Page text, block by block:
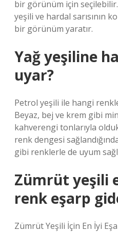
bir görünüm için
yeşili ve hardal sarısının
bir görünüm yaratır.
Yağ yeşiline
uyar?
Petrol yeşili ile hangi
Beyaz, bej ve krem ​​gibi
kahverengi tonlarıyla
renk dengesi
gibi renklerle de uyum
Zümrüt yeşili
renk eşarp
Zümrüt Yeşili İçin En İyi